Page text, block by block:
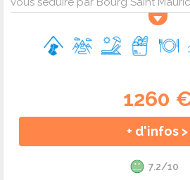
1260
+ d'infos >
7.2/10